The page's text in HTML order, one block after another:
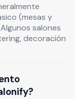
(mesas y
salones
decoración